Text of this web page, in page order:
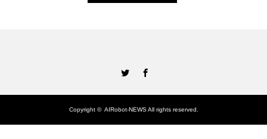
Copyright © AIRobot-NEWSAll rights reserved.